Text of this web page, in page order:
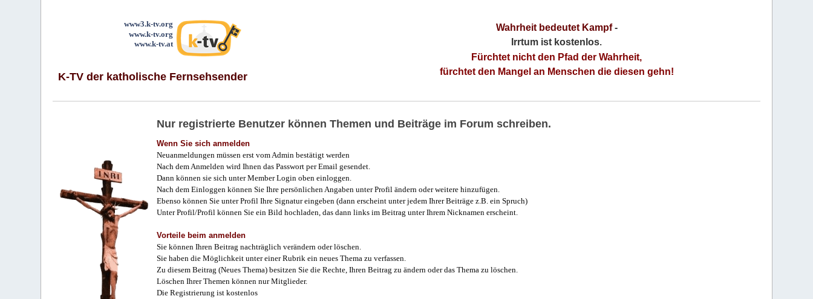
www3.k-tv.org
www.k-tv.org
www.k-tv.at
K-TV der katholische Fernsehsender
Wahrheit bedeutet Kampf-
Irrtum ist kostenlos.
Fürchtet nicht den Pfad der Wahrheit,
fürchtet den Mangel an Menschen die diesen gehn!
Nur registrierte Benutzer können Themen und Beiträge im Forum schreiben.
Wenn Sie sich anmelden
Neuanmeldungen müssen erst vom Admin bestätigt werden
Nach dem Anmelden wird Ihnen das Passwort per Email gesendet.
Dann können sie sich unter Member Login oben einloggen.
Nach dem Einloggen können Sie Ihre persönlichen Angaben unter Profil ändern oder weitere hinzufügen.
Ebenso können Sie unter Profil Ihre Signatur eingeben (dann erscheint unter jedem Ihrer Beiträge z.B. ein Spruch)
Unter Profil/Profil können Sie ein Bild hochladen, das dann links im Beitrag unter Ihrem Nicknamen erscheint.
Vorteile beim anmelden
Sie können Ihren Beitrag nachträglich verändern oder löschen.
Sie haben die Möglichkeit unter einer Rubrik ein neues Thema zu verfassen.
Zu diesem Beitrag (Neues Thema) besitzen Sie die Rechte, Ihren Beitrag zu ändern oder das Thema zu löschen.
Löschen Ihrer Themen können nur Mitglieder.
Die Registrierung ist kostenlos